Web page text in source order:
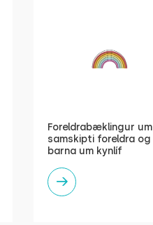
Foreldrabæklingur um
samskipti foreldra og
barna um kynlíf